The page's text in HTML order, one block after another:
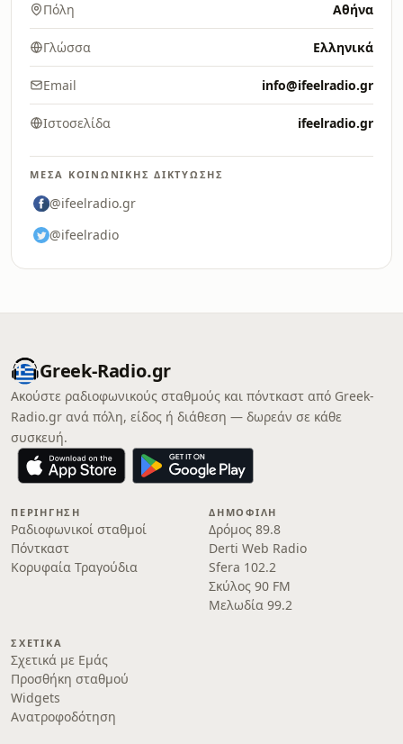
Πόλη Αθήνα
Γλώσσα Ελληνικά
Email info@ifeelradio.gr
Ιστοσελίδα ifeelradio.gr
ΜΈΣΑ ΚΟΙΝΩΝΙΚΉΣ ΔΙΚΤΎΩΣΗΣ
@ifeelradio.gr
@ifeelradio
Greek-Radio.gr
Ακούστε ραδιοφωνικούς σταθμούς και πόντκαστ από Greek-
Radio.gr ανά πόλη, είδος ή διάθεση — δωρεάν σε κάθε
συσκευή.
ΠΕΡΙΉΓΗΣΗ
Ραδιοφωνικοί σταθμοί
Πόντκαστ
Κορυφαία Τραγούδια
ΔΗΜΟΦΙΛΉ
Δρόμος 89.8
Derti Web Radio
Sfera 102.2
Σκύλος 90 FM
Μελωδία 99.2
ΣΧΕΤΙΚΆ
Σχετικά με Εμάς
Προσθήκη σταθμού
Widgets
Ανατροφοδότηση